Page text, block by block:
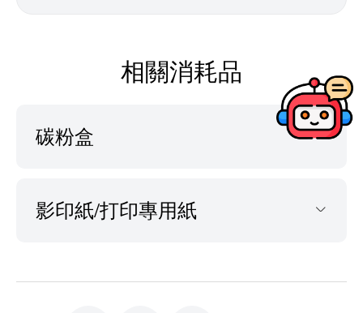
相關消耗品
碳粉盒
影印紙/打印專用紙